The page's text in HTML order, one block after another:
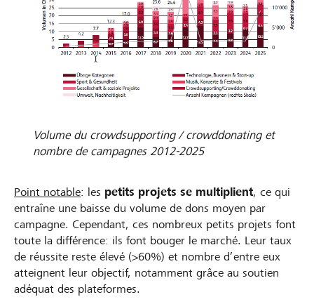
Volume du crowdsupporting / crowddonating et
nombre de campagnes 2012-2025
Point notable: les petits projets se multiplient, ce qui
entraîne une baisse du volume de dons moyen par
campagne. Cependant, ces nombreux petits projets font
toute la différence: ils font bouger le marché. Leur taux
de réussite reste élevé (>60%) et nombre d’entre eux
atteignent leur objectif, notamment grâce au soutien
adéquat des plateformes.